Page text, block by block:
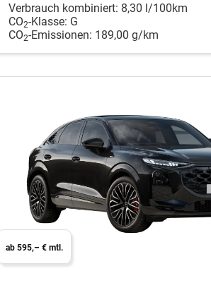
Verbrauch kombiniert: 8,30 l/100km
CO2-Klasse: G
CO2-Emissionen: 189,00 g/km
ab 595,– € mtl.